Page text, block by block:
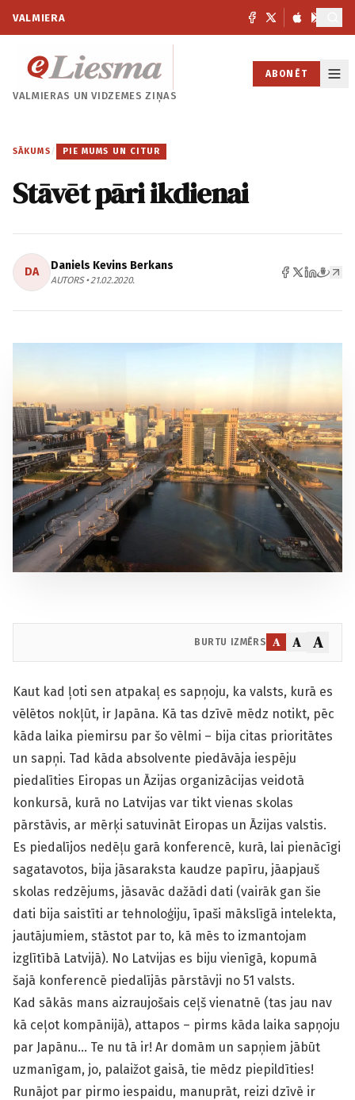
VALMIERA
VALMIERAS UNVIDZEMES ZIŅAS
ABONĒT
SĀKUMS / PIE MUMS UN CITUR
Stāvēt pāri ikdienai
DA Daniels Kevins Berkans
AUTORS • 21.02.2020.
BURTU IZMĒRS A A A
Kaut kad ļoti sen atpakaļ es sapņoju, ka valsts, kurā es
vēlētos nokļūt, ir Japāna. Kā tas dzīvē mēdz notikt, pēc
kāda laika piemirsu par šo vēlmi – bija citas prioritātes
un sapņi. Tad kāda absolvente piedāvāja iespēju
piedalīties Eiropas un Āzijas organizācijas veidotā
konkursā, kurā no Latvijas var tikt vienas skolas
pārstāvis, ar mērķi satuvināt Eiropas un Āzijas valstis.
Es piedalījos nedēļu garā konferencē, kurā, lai pienācīgi
sagatavotos, bija jāsaraksta kaudze papīru, jāapjauš
skolas redzējums, jāsavāc dažādi dati (vairāk gan šie
dati bija saistīti ar tehnoloģiju, īpaši mākslīgā intelekta,
jautājumiem, stāstot par to, kā mēs to izmantojam
izglītībā Latvijā). No Latvijas es biju vienīgā, kopumā
šajā konferencē piedalījās pārstāvji no 51 valsts.
Kad sākās mans aizraujošais ceļš vienatnē (tas jau nav
kā ceļot kompānijā), attapos – pirms kāda laika sapņoju
par Japānu… Te nu tā ir! Ar domām un sapņiem jābūt
uzmanīgam, jo, palaižot gaisā, tie mēdz piepildīties!
Runājot par pirmo iespaidu, manuprāt, reizi dzīvē ir